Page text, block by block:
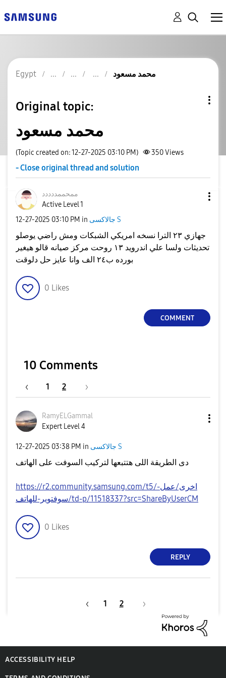
Egypt محمد مسعود
Original topic:
محمد مسعود
(Topic created on: 12-27-2025 03:10 PM) 350Views
- Close original thread and solution
ممحممددددد
Active Level 1
‎12-27-2025 03:10 PM in جالاكسى S
جهازي ٢٣ الترا نسخه امريكي الشبكات ومش راضي يوصلو
تحديثات ولسا علي اندرويد ١٣ روحت مركز صيانه قالو هيغير
بورده ب٢٤ الف وانا عايز حل دلوقت
0 Likes
COMMENT
10 Comments
1 2
RamyELGammal
Expert Level 4
‎12-27-2025 03:38 PM in جالاكسى S
دى الطريقة اللى هتتبعها لتركيب السوفت على الهاتف
https://r2.community.samsung.com/t5/اخرى/عمل-
سوفتوير-للهاتف/td-p/11518337?src=ShareByUserCM
0 Likes
REPLY
1 2
ACCESSIBILITY HELP